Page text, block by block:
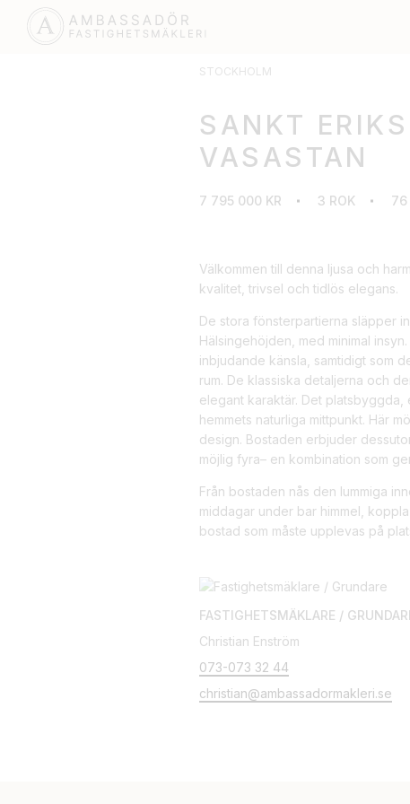
STOCKHOLM
SANKT
VASASTAN
7 795 000 KR 3 ROK 76
Välkommen till denna ljusa och
kvalitet, trivsel och tidlös elegans.
De stora fönsterpartierna släpper
Hälsingehöjden, med minimal
inbjudande känsla, samtidigt som
rum. De klassiska detaljerna och
elegant karaktär. Det
hemmets naturliga mittpunkt. Här
design. Bostaden erbjuder
möjlig fyra– en kombination som
Från bostaden nås den lummiga
middagar under bar himmel,
bostad som måste upplevas på
FASTIGHETSMÄKLARE /
Christian Enström
073-073 32 44
christian@ambassadormakleri.se